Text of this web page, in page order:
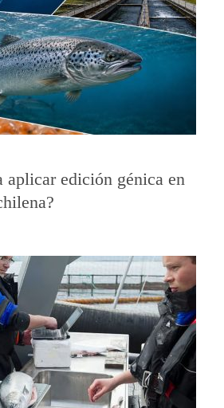
aplicar edición génica en